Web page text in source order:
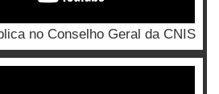
no Conselho Geral da CNIS